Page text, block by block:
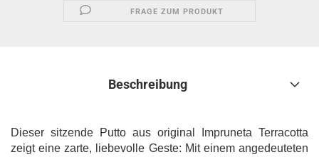
FRAGE ZUM PRODUKT
Beschreibung
Dieser sitzende Putto aus original Impruneta Terracotta
zeigt eine zarte, liebevolle Geste: Mit einem angedeuteten